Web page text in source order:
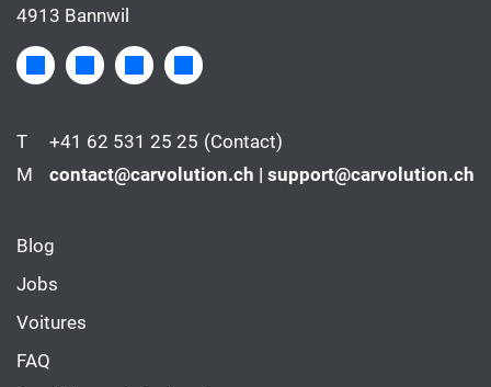
4913 Bannwil
T +41 62 531 25 25 (Contact)
M
contact@carvolution.ch | support@carvolution.ch
Blog
Jobs
Voitures
FAQ